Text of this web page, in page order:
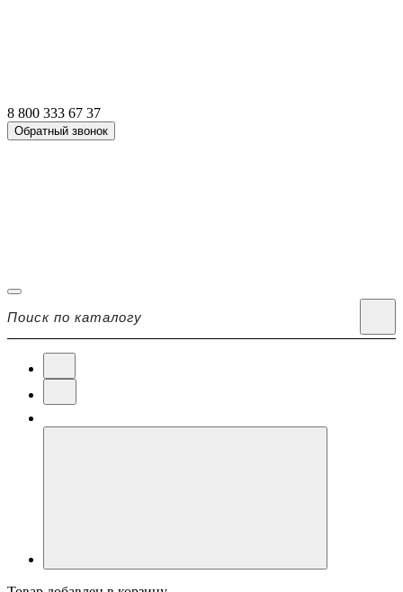
8 800 333 67 37
Обратный звонок